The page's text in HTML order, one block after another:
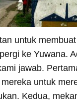
untuk
ke Yuwana.
jawab.
untuk
Kedua,